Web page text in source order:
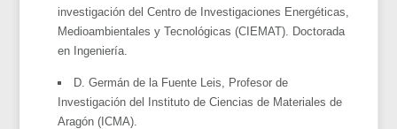
investigación del Centro de Investigaciones Energéticas,
Medioambientales y Tecnológicas (CIEMAT). Doctorada
en Ingeniería.
D. Germán de la Fuente Leis, Profesor de
Investigación del Instituto de Ciencias de Materiales de
Aragón (ICMA).